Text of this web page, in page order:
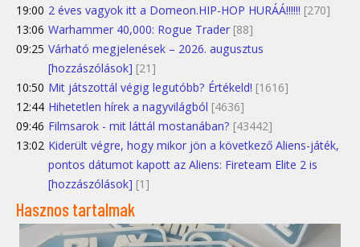
19:00 2 éves vagyok itt a Domeon.HIP-HOP HURÁÁ!!!!!! [270]
13:06 Warhammer 40,000: Rogue Trader [88]
09:25 Várható megjelenések – 2026. augusztus
[hozzászólások] [21]
10:50 Mit játszottál végig legutóbb? Értékeld! [1616]
12:44 Hihetetlen hírek a nagyvilágból [4636]
09:46 Filmsarok - mit láttál mostanában? [43442]
13:02 Kiderült végre, hogy mikor jön a következő Aliens-játék,
pontos dátumot kapott az Aliens: Fireteam Elite 2 is
[hozzászólások] [1]
Hasznos tartalmak